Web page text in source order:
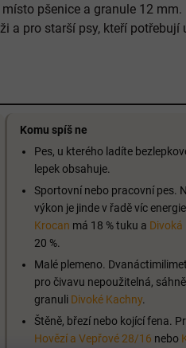
pšenice a granule 12 mm.
a pro starší psy, kteří potřebují
Komu spíš ne
Pes, u kterého ladíte
lepek obsahuje.
Sportovní nebo pracovní pes.
výkon je jinde v řadě víc
Krocan má 18 % tuku a Divoká
20 %.
Malé plemeno.
pro čivavu nepoužitelná,
granuli Divoké Kachny.
Štěně, březí nebo kojící fena.
Hovězí a Vepřové 28/16 nebo